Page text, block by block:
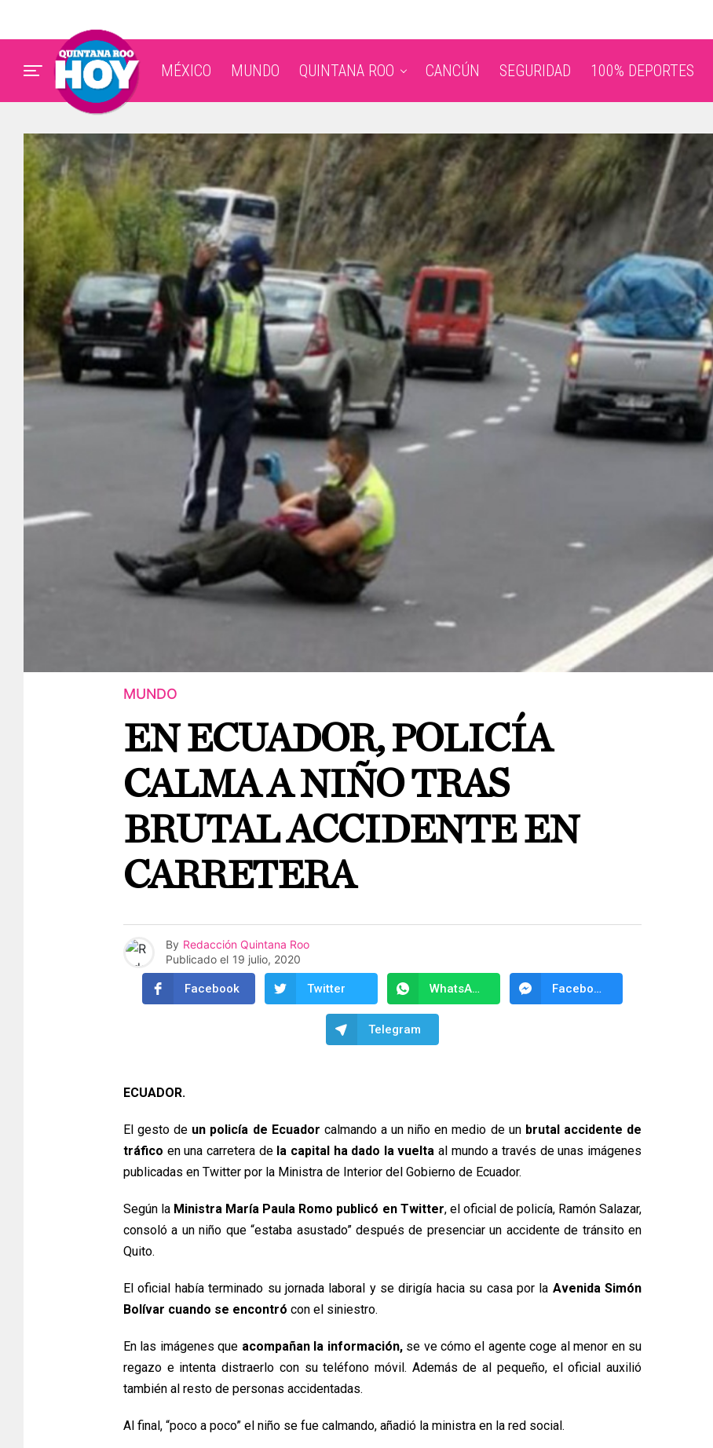
MÉXICO MUNDO QUINTANA ROO CANCÚN SEGURIDAD 100% DEPORTES
MUNDO
EN ECUADOR, POLICÍA
CALMA A NIÑO TRAS
BRUTAL ACCIDENTE EN
CARRETERA
By Redacción Quintana Roo
Publicado el 19 julio, 2020
Facebook Twitter WhatsApp Facebook Messenger
Telegram
ECUADOR.
El gesto de un policía de Ecuador calmando a un niño en medio de un brutal accidente de
tráfico en una carretera dela capital ha dado la vuelta al mundo a través de unas imágenes
publicadas en Twitter por la Ministra de Interior del Gobierno de Ecuador.
Según la Ministra María Paula Romo publicó en Twitter, el oficial de policía, Ramón Salazar,
consoló a un niño que “estaba asustado” después de presenciar un accidente de tránsito en
Quito.
El oficial había terminado su jornada laboral y se dirigía hacia su casa por la Avenida Simón
Bolívar cuando se encontró con el siniestro.
En las imágenes que acompañan la información, se ve cómo el agente coge al menor en su
regazo e intenta distraerlo con su teléfono móvil. Además de al pequeño, el oficial auxilió
también al resto de personas accidentadas.
Al final, “poco a poco” el niño se fue calmando, añadió la ministra en la red social.